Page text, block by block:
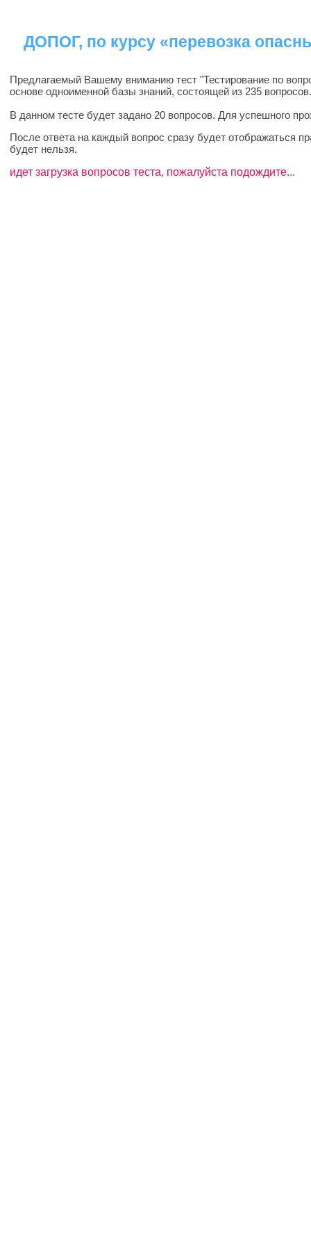
ДОПОГ, по курсу «перевозка
Предлагаемый Вашему вниманию тест "Тестирование по
основе одноименной базы знаний, состоящей из 235 вопросов.
В данном тесте будет задано 20 вопросов. Для успешного
После ответа на каждый вопрос сразу будет отображаться
будет нельзя.
идет загрузка вопросов теста, пожалуйста подождите...